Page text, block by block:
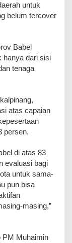
untuk
belum tercover
Babel
hanya dari sisi
tenaga
atas capaian
persen.
di atas 83
evaluasi bagi
untuk sama-
pun bisa
masing,”
PM Muhaimin